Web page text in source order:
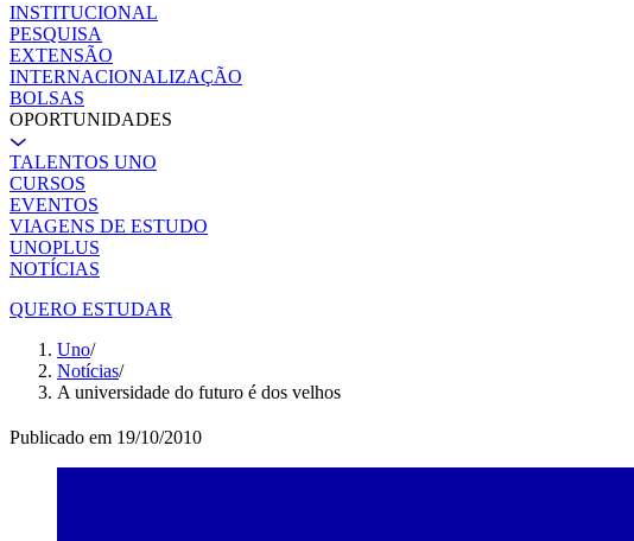
INSTITUCIONAL
PESQUISA
EXTENSÃO
INTERNACIONALIZAÇÃO
BOLSAS
OPORTUNIDADES
TALENTOS UNO
CURSOS
EVENTOS
VIAGENS DE ESTUDO
UNOPLUS
NOTÍCIAS
QUERO ESTUDAR
Uno/
Notícias/
A universidade do futuro é dos velhos
Publicado em 19/10/2010